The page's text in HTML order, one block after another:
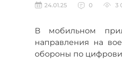
24.01.25 0 3
В мобильном
направления на
обороны по